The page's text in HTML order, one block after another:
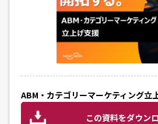
ABM・カテゴリーマーケティング立
この資料をダウン